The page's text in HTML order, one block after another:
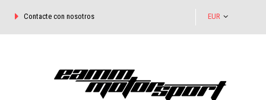
EUR
Contacte con nosotros